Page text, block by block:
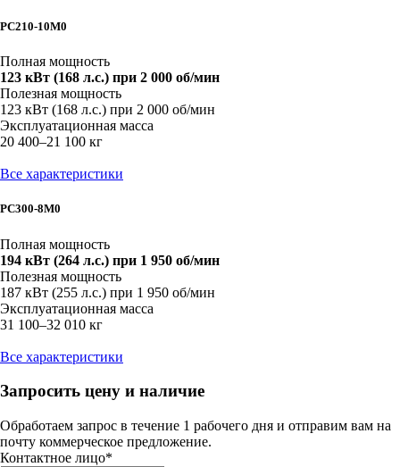
PC210-10M0
Полная мощность
123 кВт (168 л.с.) при 2 000 об/мин
Полезная мощность
123 кВт (168 л.с.) при 2 000 об/мин
Эксплуатационная масса
20 400–21 100 кг
Все характеристики
PC300-8M0
Полная мощность
194 кВт (264 л.с.) при 1 950 об/мин
Полезная мощность
187 кВт (255 л.с.) при 1 950 об/мин
Эксплуатационная масса
31 100–32 010 кг
Все характеристики
Запросить цену и наличие
Обработаем запрос в течение 1 рабочего дня и отправим вам на
почту коммерческое предложение.
Контактное лицо*